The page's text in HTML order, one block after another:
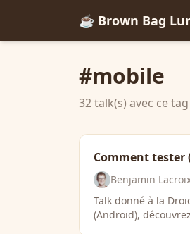
☕ Brown Bag
#mobile
32 talk(s) avec ce tag
Comment
Benjamin
Talk donné à la
(Android),